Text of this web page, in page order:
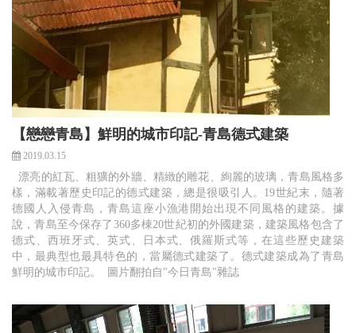
【戀戀青島】鮮明的城市印記-青島德式建築
2019.03.15
漂亮的紅瓦、粗獷的外牆、精緻的雕花、絢麗的玻璃，青島風格多
樣，滿載著歷史印記的德式建築，總是很吸引人。19世紀末，隨著
德國人入侵青島，青島這座小漁港開始出現不同風格的建築。據
說，青島至今保存了360多棟20世紀初的外國建築，建築風格包含了
德式、西班牙式、英式、日本式、俄羅斯式等，在這些歷史建築
中，最典型也最具特色的，當屬德式建築了。德式建築成為了青島
鮮明的城市印記。 圖片翻拍自"今日青島"雜誌